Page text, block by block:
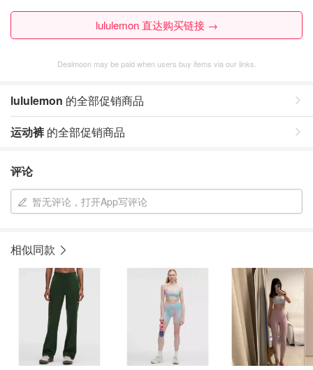
lululemon 直达购买链接 →
Dealmoon may be paid when users buy items via our links.
lululemon 的全部促销商品
运动裤 的全部促销商品
评论
暂无评论，打开App写评论
相似同款